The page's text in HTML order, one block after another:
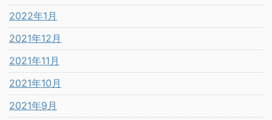
2022年1月
2021年12月
2021年11月
2021年10月
2021年9月